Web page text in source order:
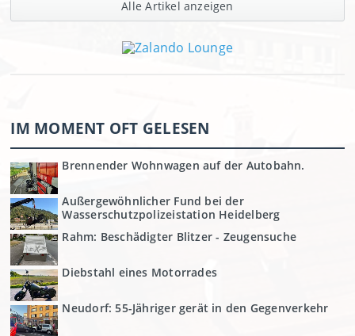
Alle Artikel anzeigen
IM MOMENT OFT GELESEN
Brennender Wohnwagen auf der Autobahn.
Außergewöhnlicher Fund bei der
Wasserschutzpolizeistation Heidelberg
Rahm: Beschädigter Blitzer - Zeugensuche
Diebstahl eines Motorrades
Neudorf: 55-Jähriger gerät in den Gegenverkehr